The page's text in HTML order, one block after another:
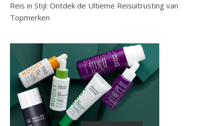
Reis in Stijl: Ontdek de Ultieme Reisuitrusting van
Topmerken